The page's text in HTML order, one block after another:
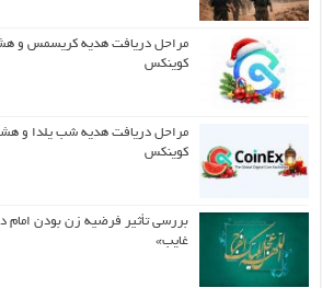
مراحل دریافت هدیه کریسمس و
کوینکس
مراحل دریافت هدیه شب یلدا و
کوینکس
بررسی تأثیر فرضیه زن بودن امام
غایب»